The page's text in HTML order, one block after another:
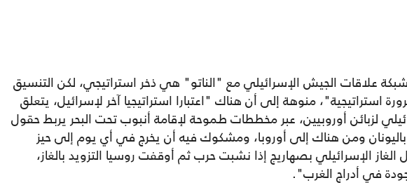
علاقات الجيش الإسرائيلي مع "الناتو" هي ذخر استراتيجي، لكن التنسيق
استراتيجية"، منوهة إلى أن هناك "اعتبارا استراتيجيا آخر لإسرائيل، يتعلق
لزبائن أوروبيين، عبر مخططات طموحة لإقامة أنبوب تحت البحر يربط حقول
باليونان ومن هناك إلى أوروبا، ومشكوك فيه أن يخرج في أي يوم إلى حيز
الغاز الإسرائيلي بصهاريج إذا نشبت حرب ثم أوقفت روسيا التزويد بالغاز،
في أدراج الغرب".